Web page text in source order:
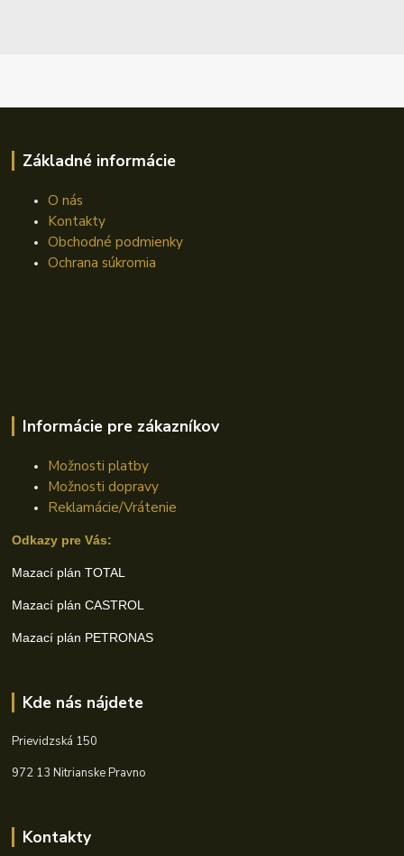
Základné informácie
O nás
Kontakty
Obchodné podmienky
Ochrana súkromia
Informácie pre zákazníkov
Možnosti platby
Možnosti dopravy
Reklamácie/Vrátenie
Odkazy pre Vás:
Mazací plán TOTAL
Mazací plán CASTROL
Mazací plán PETRONAS
Kde nás nájdete
Prievidzská 150
972 13 Nitrianske Pravno
Kontakty